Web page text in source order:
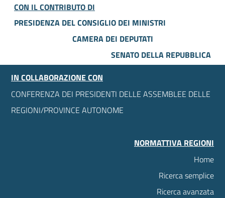
CON IL CONTRIBUTO DI
PRESIDENZA DEL CONSIGLIO DEI MINISTRI
CAMERA DEI DEPUTATI
SENATO DELLA REPUBBLICA
IN COLLABORAZIONE CON
CONFERENZA DEI PRESIDENTI DELLE ASSEMBLEE DELLE
REGIONI/PROVINCE AUTONOME
NORMATTIVA REGIONI
Home
Ricerca semplice
Ricerca avanzata